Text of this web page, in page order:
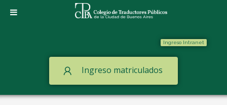
Ingreso Intranet
Ingreso matriculados